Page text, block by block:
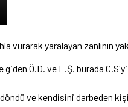
vurarak yaralayan zanlının
giden Ö.D. ve E.Ş. burada
döndü ve kendisini darbeden